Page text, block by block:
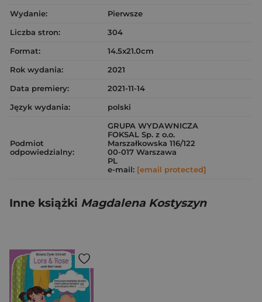
Wydanie:
Pierwsze
Liczba stron:
304
Format:
14.5x21.0cm
Rok wydania:
2021
Data premiery:
2021-11-14
Język wydania:
polski
Podmiot
odpowiedzialny:
GRUPA WYDAWNICZA
FOKSAL Sp. z o.o.
Marszałkowska 116/122
00-017 Warszawa
PL
e-mail: [email protected]
Inne książki Magdalena Kostyszyn